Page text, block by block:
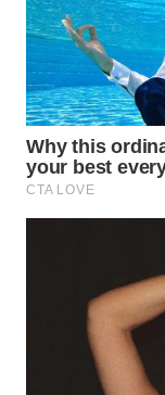
WN
NIAS
WN
LANGKAT
WN
TAPANULI
TANJUNG
LESUNG